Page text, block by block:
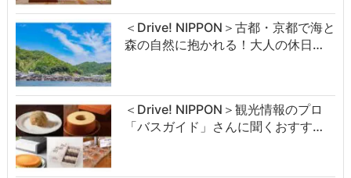
＜Drive! NIPPON＞古都・京都で海と
森の自然に抱かれる！大人の休日…
＜Drive! NIPPON＞観光情報のプロ
「バスガイド」さんに聞くおすす…